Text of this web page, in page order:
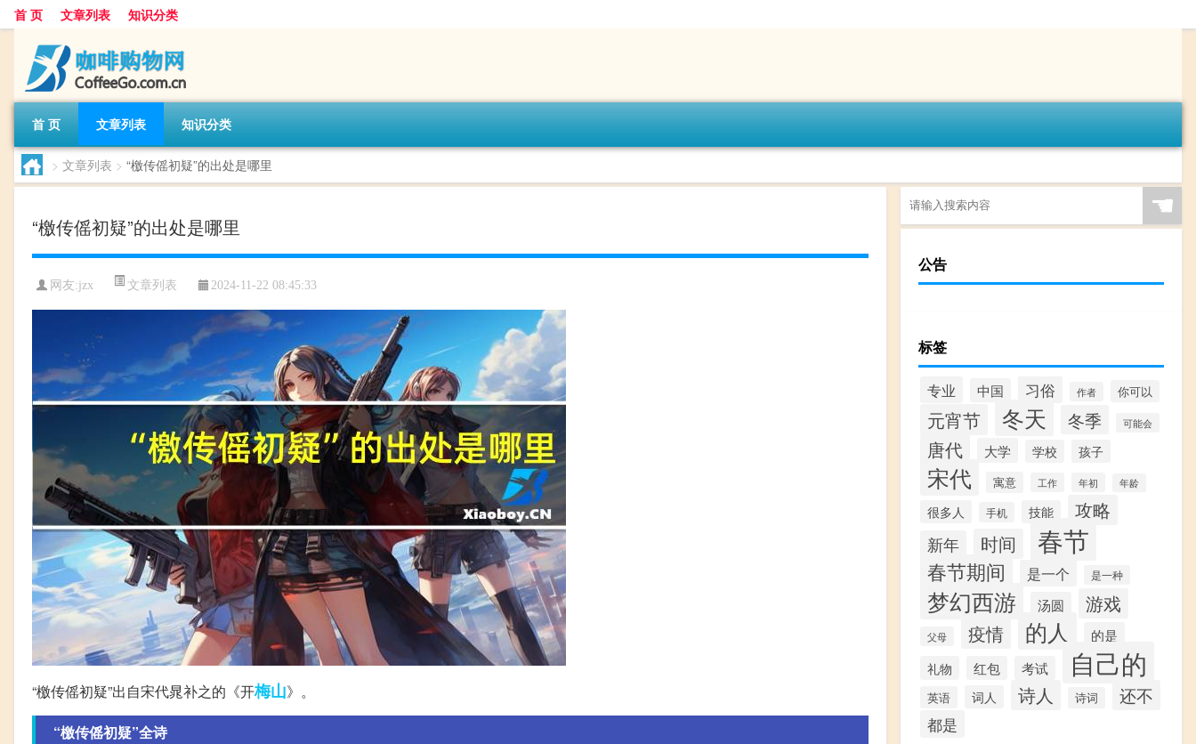
首 页 文章列表 知识分类
首 页 文章列表 知识分类
> 文章列表 > “檄传傜初疑”的出处是哪里
“檄传傜初疑”的出处是哪里
网友:jzx 文章列表 2024-11-22 08:45:33
“檄传傜初疑”出自宋代晁补之的《开梅山》。
“檄传傜初疑”全诗
☚
公告
标签
专业 中国 习俗 作者 你可以
元宵节 冬天 冬季 可能会
唐代 大学 学校 孩子
宋代 寓意 工作 年初 年龄
很多人 手机 技能 攻略
新年 时间 春节
春节期间 是一个 是一种
梦幻西游 汤圆 游戏
父母 疫情 的人 的是
礼物 红包 考试 自己的
英语 词人 诗人 诗词 还不
都是